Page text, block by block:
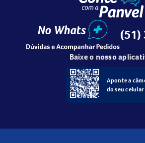
(51)
Baixe o nosso
Aponte a
do seu celular